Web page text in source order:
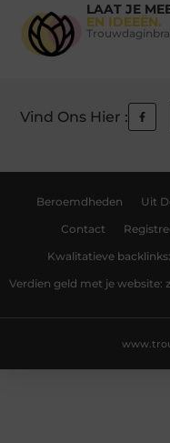
LAAT JE
EN IDEEËN.
Vind Ons Hier :
Beroemdheden Uit
Contact
Kwalitatieve
Verdien geld met je website: